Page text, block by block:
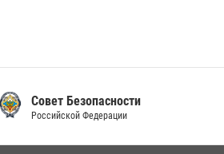
росгвардейцы задержали
(видео)
Безопасности
Федерации